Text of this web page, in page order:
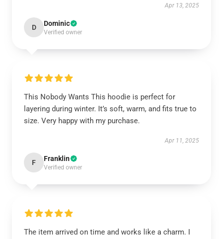
Apr 13, 2025
D Dominic
Verified owner
This Nobody Wants This hoodie is perfect for
layering during winter. It’s soft, warm, and fits true to
size. Very happy with my purchase.
Apr 11, 2025
F Franklin
Verified owner
The item arrived on time and works like a charm. I